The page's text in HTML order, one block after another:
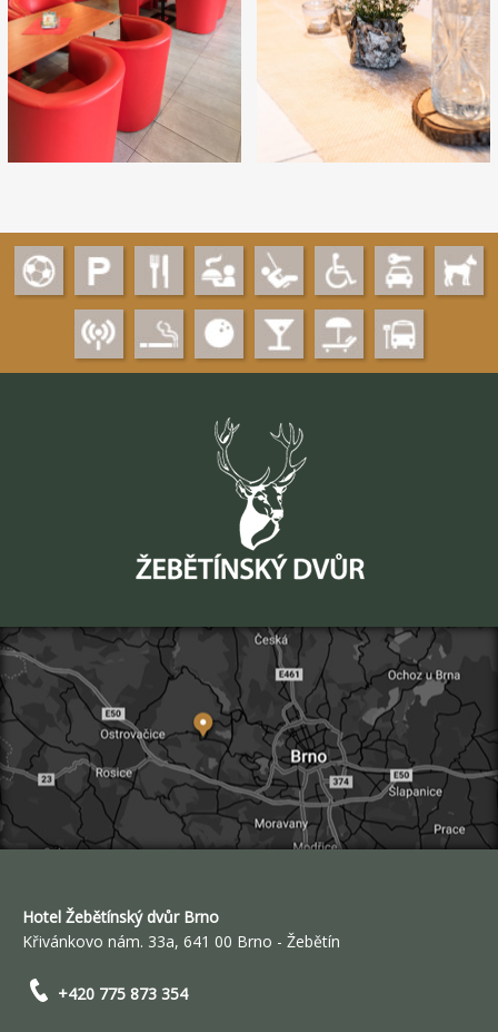
Hotel Žebětínský dvůr Brno
Křivánkovo nám. 33a, 641 00 Brno - Žebětín
+420 775 873 354